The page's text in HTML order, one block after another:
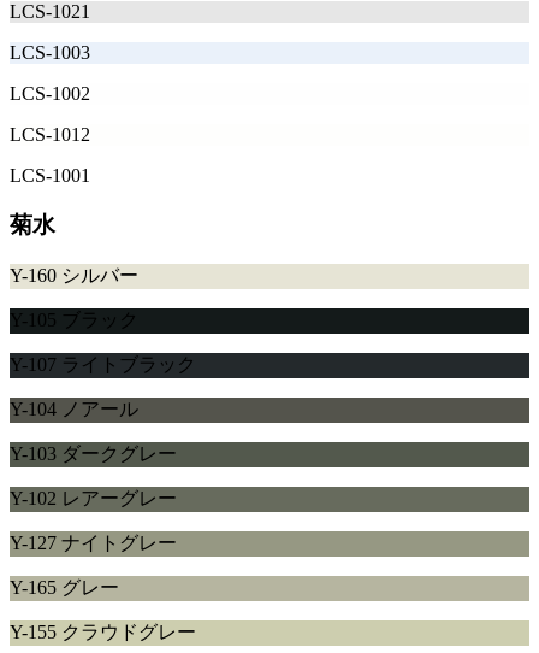
LCS-1021
LCS-1003
LCS-1002
LCS-1012
LCS-1001
菊水
Y-160 シルバー
Y-105 ブラック
Y-107 ライトブラック
Y-104 ノアール
Y-103 ダークグレー
Y-102 レアーグレー
Y-127 ナイトグレー
Y-165 グレー
Y-155 クラウドグレー